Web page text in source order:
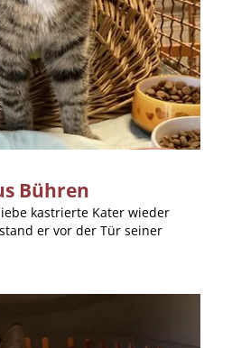
Bühren
kastrierte Kater wieder
er vor der Tür seiner